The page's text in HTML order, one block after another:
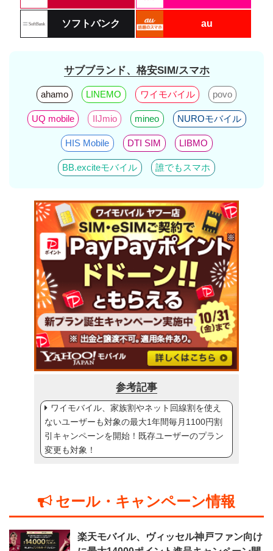
ソフトバンク au
サブブランド、格安SIM/スマホ
ahamo LINEMO ワイモバイル povo
UQ mobile IIJmio mineo NUROモバイル
HIS Mobile DTI SIM LIBMO
BB.exciteモバイル 誰でもスマホ
参考記事
ワイモバイル、家族割やネット回線割を使え
ないユーザーも対象の最大1年間毎月1100円割
引キャンペーンを開始！既存ユーザーのプラン
変更も対象！
セール・キャンペーン情報
楽天モバイル、ヴィッセル神戸ファン向け